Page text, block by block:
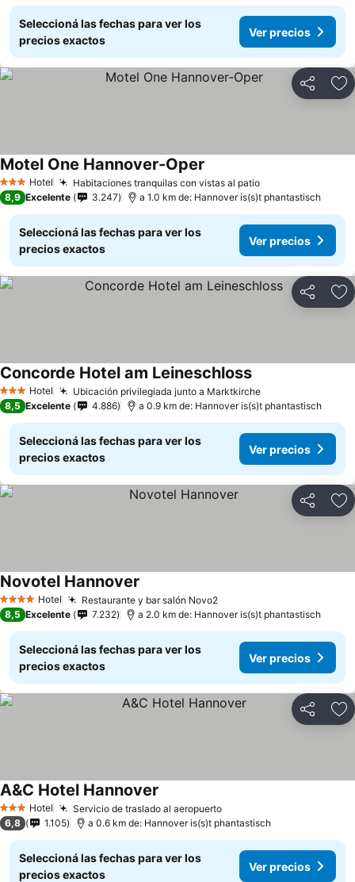
Seleccioná las fechas para ver los
precios exactos
Ver precios
Compartir
3 Estrellas
Hotel Habitaciones tranquilas con vistas al patioVer precios
Motel One Hannover-Oper
8,9 Excelente 3.247 a 1.0 km de: Hannover is(s)t phantastisch
Seleccioná las fechas para ver los
precios exactos
Ver precios
Compartir
3 Estrellas
Hotel Ubicación privilegiada junto a MarktkircheVer precios
Concorde Hotel am LeineschlossVer precios
8,5 Excelente 4.886 a 0.9 km de: Hannover is(s)t phantastisch
Seleccioná las fechas para ver los
precios exactos
Ver precios
Compartir
4 EstrellasHotel Restaurante y bar salón Novo2Ver precios
Novotel Hannover
8,5 Excelente 7.232 a 2.0 km de: Hannover is(s)t phantastisch
Seleccioná las fechas para ver los
precios exactos
Ver precios
Compartir
3 Estrellas
Hotel Servicio de traslado al aeropuertoVer precios
A&C Hotel Hannover
6,8 1.105 a 0.6 km de: Hannover is(s)t phantastisch
Seleccioná las fechas para ver los
precios exactos
Ver precios